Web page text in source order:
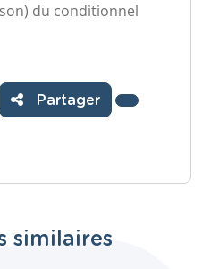
du conditionnel
Partager
similaires